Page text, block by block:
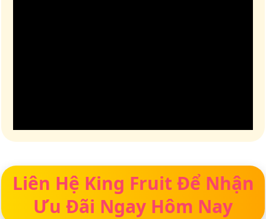
Liên Hệ King Fruit Để Nhận
Ưu Đãi Ngay Hôm Nay